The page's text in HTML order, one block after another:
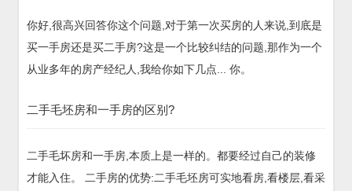
你好,很高兴回答你这个问题,对于第一次买房的人来说,到底是
买一手房还是买二手房?这是一个比较纠结的问题,那作为一个
从业多年的房产经纪人,我给你如下几点... 你。
二手毛坯房和一手房的区别?
二手毛坏房和一手房,本质上是一样的。都要经过自己的装修
才能入住。 二手房的优势:二手毛坯房可实地看房,看楼层,看采